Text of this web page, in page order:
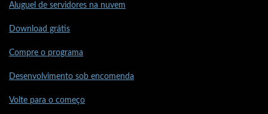
Aluguel de servidores na nuvem
Download grátis
Compre o programa
Desenvolvimento sob encomenda
Volte para o começo